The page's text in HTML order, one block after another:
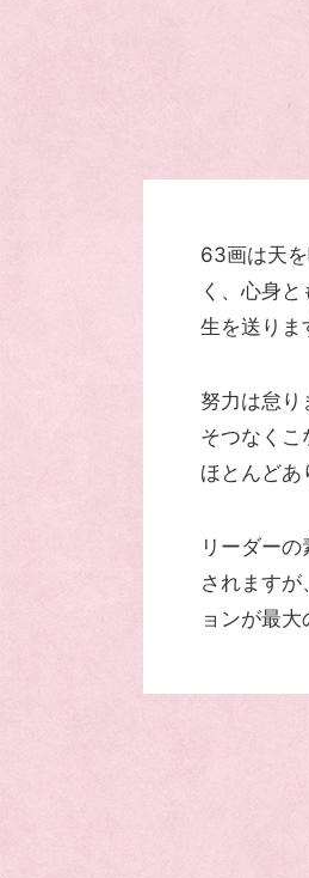
63画は天
く、心身
生を送りま
努力は怠り
そつなくこ
ほとんどあ
リーダー
されます
ョンが最